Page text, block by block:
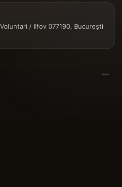
/ Ilfov 077190, București